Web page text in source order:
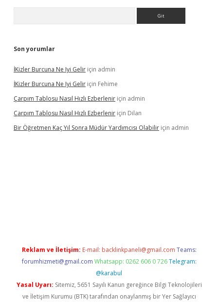
Son yorumlar
İKizler Burcuna Ne Iyi Gelir için admin
İKizler Burcuna Ne Iyi Gelir için Fehime
Çarpım Tablosu Nasıl Hızlı Ezberlenir için admin
Çarpım Tablosu Nasıl Hızlı Ezberlenir için Dilan
Bir Öğretmen Kaç Yıl Sonra Müdür Yardımcısı Olabilir için admin
Reklam ve İletişim: E-mail: backlinkpaneli@gmail.com Teams:
forumhizmeti@gmail.com Whatsapp: 0262 606 0 726 Telegram:
@karabul
Yasal Uyarı: Sitemiz, 5651 Sayılı Kanun gereğince Bilgi Teknolojileri
ve İletişim Kurumu (BTK) tarafından onaylanmış bir Yer Sağlayıcı